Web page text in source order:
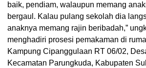
baik, pendiam, walaupun memang
bergaul. Kalau pulang sekolah dia
anaknya memang rajin beribadah,”
menghadiri prosesi pemakaman di
Kampung Cipanggulaan RT 06/02,
Kecamatan Parungkuda, Kabupaten